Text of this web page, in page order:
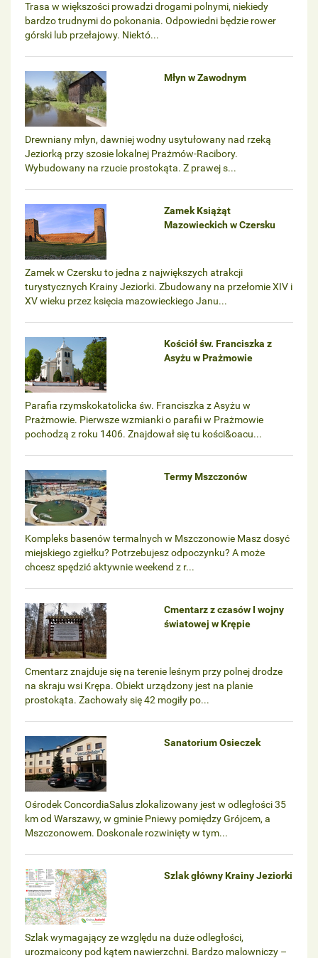
Trasa w większości prowadzi drogami polnymi, niekiedy
bardzo trudnymi do pokonania. Odpowiedni będzie rower
górski lub przełajowy. Niektó...
Młyn w Zawodnym
Drewniany młyn, dawniej wodny usytułowany nad rzeką
Jeziorką przy szosie lokalnej Prażmów-Racibory.
Wybudowany na rzucie prostokąta. Z prawej s...
Zamek Książąt
Mazowieckich w Czersku
Zamek w Czersku to jedna z największych atrakcji
turystycznych Krainy Jeziorki. Zbudowany na przełomie XIV i
XV wieku przez księcia mazowieckiego Janu...
Kościół św. Franciszka z
Asyżu w Prażmowie
Parafia rzymskokatolicka św. Franciszka z Asyżu w
Prażmowie. Pierwsze wzmianki o parafii w Prażmowie
pochodzą z roku 1406. Znajdował się tu kości&oacu...
Termy Mszczonów
Kompleks basenów termalnych w Mszczonowie Masz dosyć
miejskiego zgiełku? Potrzebujesz odpoczynku? A może
chcesz spędzić aktywnie weekend z r...
Cmentarz z czasów I wojny
światowej w Krępie
Cmentarz znajduje się na terenie leśnym przy polnej drodze
na skraju wsi Krępa. Obiekt urządzony jest na planie
prostokąta. Zachowały się 42 mogiły po...
Sanatorium Osieczek
Ośrodek ConcordiaSalus zlokalizowany jest w odległości 35
km od Warszawy, w gminie Pniewy pomiędzy Grójcem, a
Mszczonowem. Doskonale rozwinięty w tym...
Szlak główny Krainy Jeziorki
Szlak wymagający ze względu na duże odległości,
urozmaicony pod kątem nawierzchni. Bardzo malowniczy –